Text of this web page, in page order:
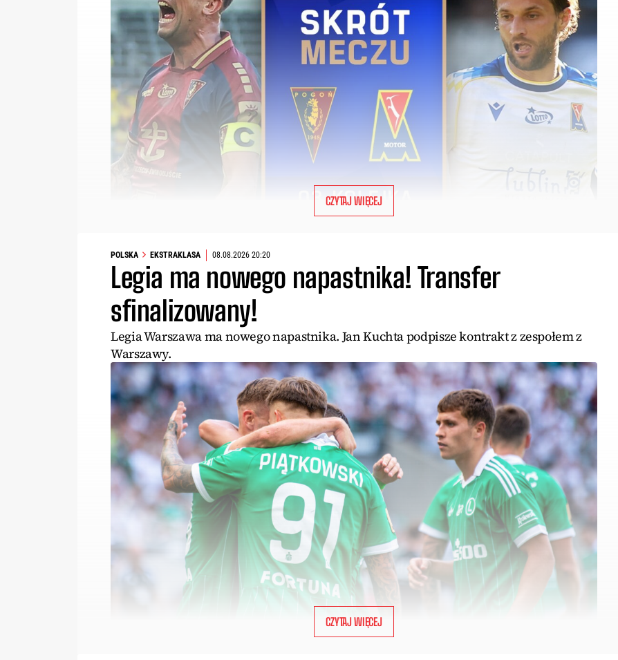
CZYTAJ WIĘCEJ
POLSKA EKSTRAKLASA 08.08.2026 20:20
Legia ma nowego napastnika! Transfer
sfinalizowany!
Legia Warszawa ma nowego napastnika. Jan Kuchta podpisze kontrakt z zespołem z
Warszawy.
CZYTAJ WIĘCEJ